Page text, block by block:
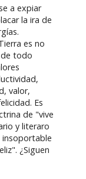
a expiar
la ira de
es no
todo
valor,
Es
de "vive
y literaro
insoportable
¿Siguen